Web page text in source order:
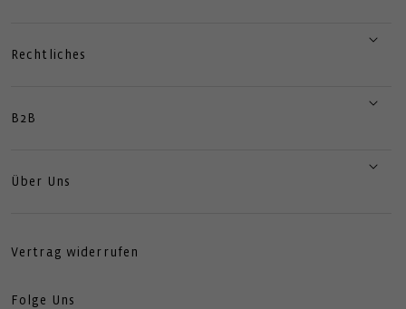
Rechtliches
B2B
Über Uns
Vertrag widerrufen
Folge Uns